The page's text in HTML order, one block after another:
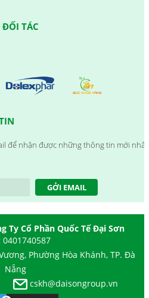
ĐỐI TÁC
để nhận được những thông tin mới nhất
GỞI EMAIL
Ty Cổ Phần Quốc Tế Đại Sơn
0401740587
Phường Hòa Khánh, TP. Đà
Nẵng
cskh@daisongroup.vn